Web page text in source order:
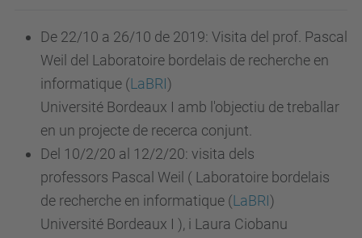
De 22/10 a 26/10 de 2019: Visita del prof. Pascal
Weil del Laboratoire bordelais de recherche en
informatique (LaBRI)
Université Bordeaux I amb l'objectiu de treballar
en un projecte de recerca conjunt.
Del 10/2/20 al 12/2/20: visita dels
professors Pascal Weil ( Laboratoire bordelais
de recherche en informatique (LaBRI)
Université Bordeaux I ), i Laura Ciobanu